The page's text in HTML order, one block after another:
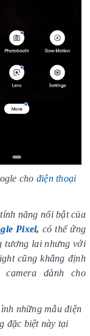
cho điện thoại
năng nổi bật của
Pixel, có thể ứng
tương lai nhưng với
cũng khẳng định
dành cho
những mẫu điện
đặc biệt này tại